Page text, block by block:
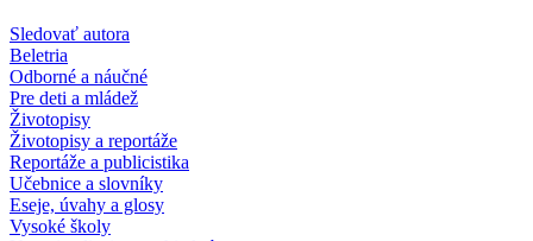
Sledovať autora
Beletria
Odborné a náučné
Pre deti a mládež
Životopisy
Životopisy a reportáže
Reportáže a publicistika
Učebnice a slovníky
Eseje, úvahy a glosy
Vysoké školy